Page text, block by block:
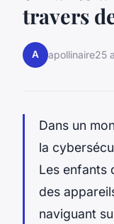
travers
A apollinaire25
Dans un
la
Les enfants
des
naviguant